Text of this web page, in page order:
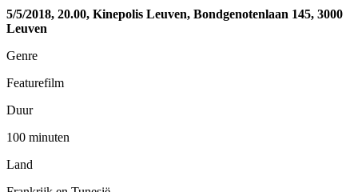
5/5/2018, 20.00, Kinepolis Leuven, Bondgenotenlaan 145, 3000
Leuven
Genre
Featurefilm
Duur
100 minuten
Land